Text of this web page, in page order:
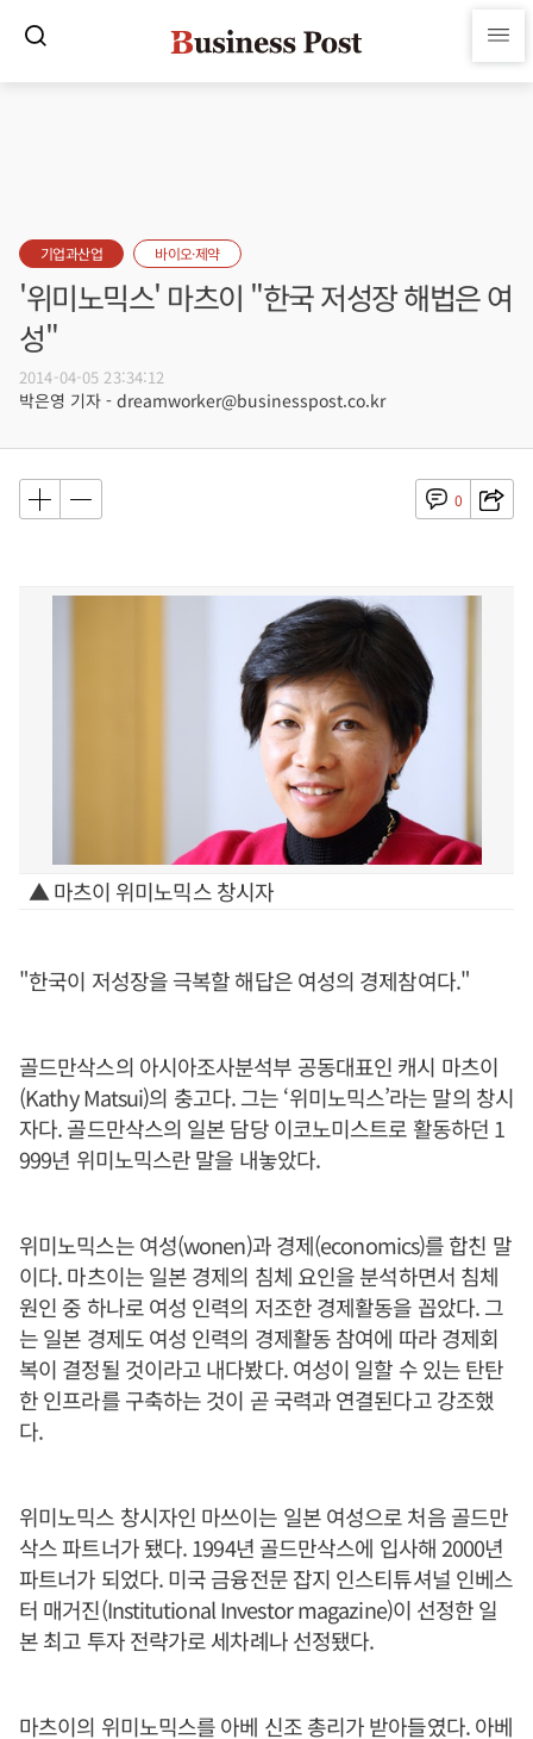
기업과산업 바이오·제약
'위미노믹스' 마츠이 "한국 저성장 해법은 여
성"
2014-04-05 23:34:12
박은영 기자 - dreamworker@businesspost.co.kr
0
▲ 마츠이 위미노믹스 창시자
"한국이 저성장을 극복할 해답은 여성의 경제참여다."
골드만삭스의 아시아조사분석부 공동대표인 캐시 마츠이
(Kathy Matsui)의 충고다. 그는 ‘위미노믹스’라는 말의 창시
자다. 골드만삭스의 일본 담당 이코노미스트로 활동하던 1
999년 위미노믹스란 말을 내놓았다.
위미노믹스는 여성(wonen)과 경제(economics)를 합친 말
이다. 마츠이는 일본 경제의 침체 요인을 분석하면서 침체
원인 중 하나로 여성 인력의 저조한 경제활동을 꼽았다. 그
는 일본 경제도 여성 인력의 경제활동 참여에 따라 경제회
복이 결정될 것이라고 내다봤다. 여성이 일할 수 있는 탄탄
한 인프라를 구축하는 것이 곧 국력과 연결된다고 강조했
다.
위미노믹스 창시자인 마쓰이는 일본 여성으로 처음 골드만
삭스 파트너가 됐다. 1994년 골드만삭스에 입사해 2000년
파트너가 되었다. 미국 금융전문 잡지 인스티튜셔널 인베스
터 매거진(Institutional Investor magazine)이 선정한 일
본 최고 투자 전략가로 세차례나 선정됐다.
마츠이의 위미노믹스를 아베 신조 총리가 받아들였다. 아베